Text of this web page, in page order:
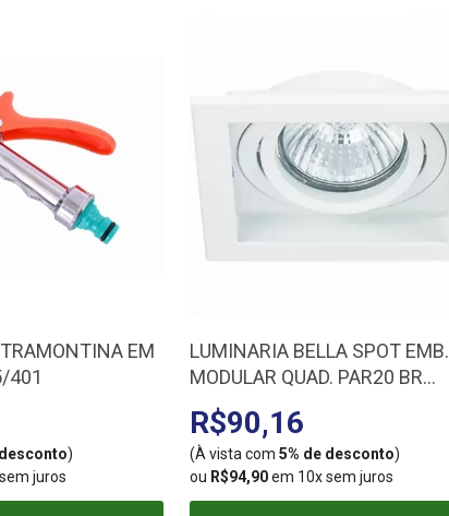
EM
401
)
juros
LUMINARIA BELLA SPOT EMB.
MODULAR QUAD. PAR20 BR
NS7201B
R$90,16
(À vista com 5% de desconto)
ou R$94,90em 10x sem juros